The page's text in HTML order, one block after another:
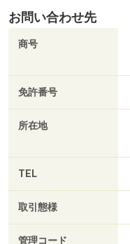
お問い合わせ先
商号
免許番号
所在地
TEL
取引態様
管理コード